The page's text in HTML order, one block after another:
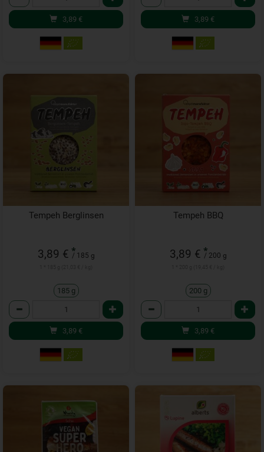
3,89 € 3,89 €
Tempeh Berglinsen
3,89 € *
/ 185 g
185 g
Anzahl
3,89 €
Tempeh BBQ
3,89 € *
/ 200 g
200 g
Anzahl
3,89 €